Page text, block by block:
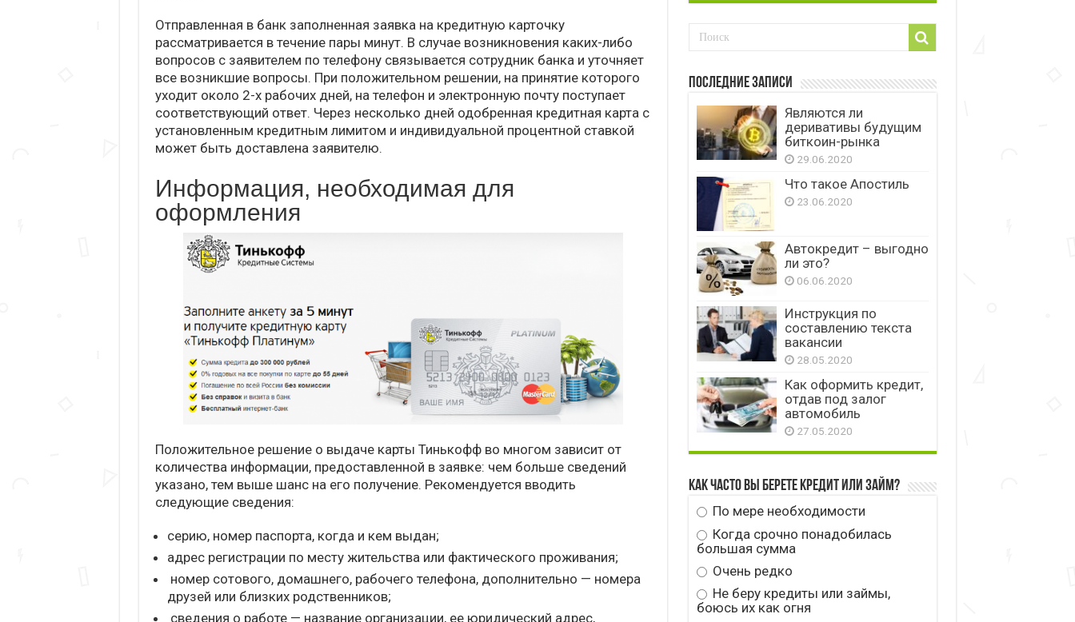
Отправленная в банк заполненная заявка на кредитную карточку
рассматривается в течение пары минут. В случае возникновения каких-либо
вопросов с заявителем по телефону связывается сотрудник банка и уточняет
все возникшие вопросы. При положительном решении, на принятие которого
уходит около 2-х рабочих дней, на телефон и электронную почту поступает
соответствующий ответ. Через несколько дней одобренная кредитная карта с
установленным кредитным лимитом и индивидуальной процентной ставкой
может быть доставлена заявителю.
Информация, необходимая для
оформления
Положительное решение о выдаче карты Тинькофф во многом зависит от
количества информации, предоставленной в заявке: чем больше сведений
указано, тем выше шанс на его получение. Рекомендуется вводить
следующие сведения:
серию, номер паспорта, когда и кем выдан;
адрес регистрации по месту жительства или фактического проживания;
номер сотового, домашнего, рабочего телефона, дополнительно — номера
друзей или близких родственников;
сведения о работе — название организации, ее юридический адрес,
Последние записи
Являются ли
деривативы будущим
биткоин-рынка
29.06.2020
Что такое Апостиль
23.06.2020
Автокредит – выгодно
ли это?
06.06.2020
Инструкция по
составлению текста
вакансии
28.05.2020
Как оформить кредит,
отдав под залог
автомобиль
27.05.2020
Как часто вы берете кредит или займ?
По мере необходимости
Когда срочно понадобилась
большая сумма
Очень редко
Не беру кредиты или займы,
боюсь их как огня